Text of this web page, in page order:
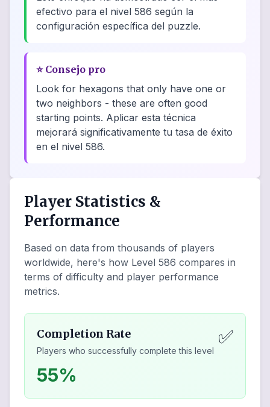
efectivo para el nivel 586 según la
configuración específica del puzzle.
⭐ Consejo pro
Look for hexagons that only have one or
two neighbors - these are often good
starting points. Aplicar esta técnica
mejorará significativamente tu tasa de éxito
en el nivel 586.
Player Statistics &
Performance
Based on data from thousands of players
worldwide, here's how Level 586 compares in
terms of difficulty and player performance
metrics.
Completion Rate
Players who successfully complete this level
✅
55%